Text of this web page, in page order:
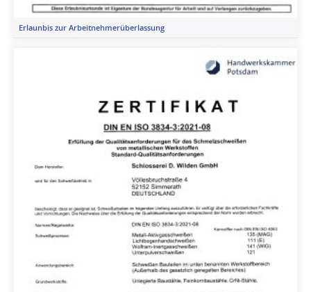
Erlaunbis zur Arbeitnehmerüberlassung